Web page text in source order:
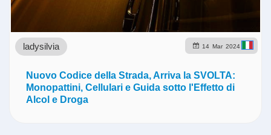
14 Mar 2024
ladysilvia
Nuovo Codice della Strada, Arriva la SVOLTA:
Monopattini, Cellulari e Guida sotto l'Effetto di
Alcol e Droga